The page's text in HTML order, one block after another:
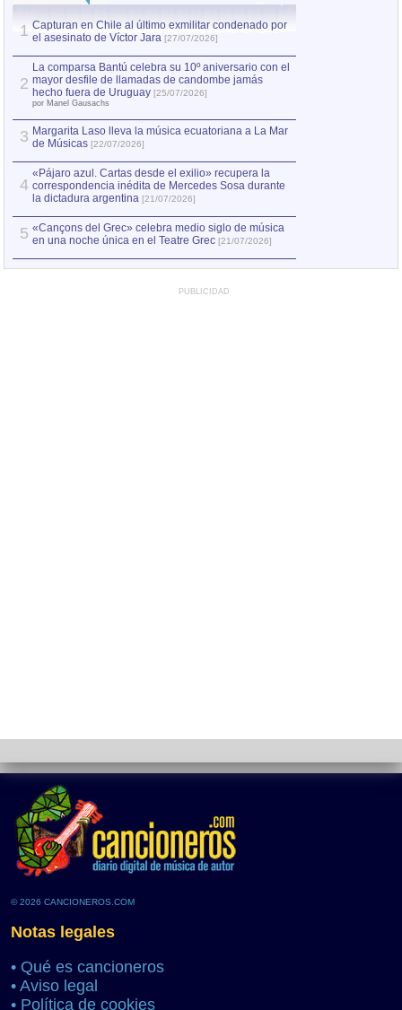
1 Capturan en Chile al último exmilitar condenado por
el asesinato de Víctor Jara [27/07/2026]
2
La comparsa Bantú celebra su 10º aniversario con el
mayor desfile de llamadas de candombe jamás
hecho fuera de Uruguay [25/07/2026]
por Manel Gausachs
3 Margarita Laso lleva la música ecuatoriana a La Mar
de Músicas [22/07/2026]
4
«Pájaro azul. Cartas desde el exilio» recupera la
correspondencia inédita de Mercedes Sosa durante
la dictadura argentina [21/07/2026]
5 «Cançons del Grec» celebra medio siglo de música
en una noche única en el Teatre Grec [21/07/2026]
PUBLICIDAD
© 2026 CANCIONEROS.COM
Notas legales
• Qué es cancioneros
• Aviso legal
• Política de cookies